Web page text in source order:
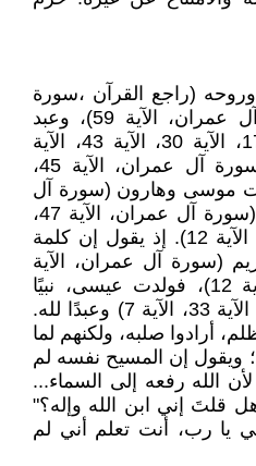
(راجع القرآن ،سورة
النساء الآية 171)، (سورة آل عمران، الآية 59)، وعبد
(سورة آل عمران، الآية 172، الآية 30، الآية 43، الآية
59)، وأنه وُلد من مريم (سورة آل عمران، الآية 45،
موسى وهارون (سورة آل
عمران، الآية 28)، بلا نسل (سورة آل عمران، الآية 47،
الآية 20، الآية 91، الآية 66، الآية 12). إذ يقول إن كلمة
(سورة آل عمران، الآية
17، الآية 91، الآية 66، الآية 12)، فولدت عيسى، نبيًا
(سورة آل عمران، الآية 30، الآية 33، الآية 7) وعبدًا لله.
أرادوا صلبه، ولكنهم لما
ويقول إن المسيح نفسه لم
ولم يمت (4: 157). لأن الله رفعه إلى السماء...
قلتَ إني ابن الله وإله؟"
يا رب، أنت تعلم أني لم